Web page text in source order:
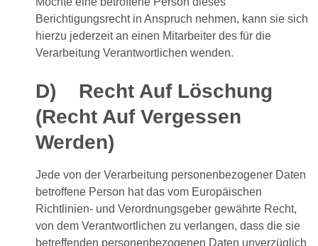
Berichtigungsrecht in Anspruch nehmen, kann sie sich
hierzu jederzeit an einen Mitarbeiter des für die
Verarbeitung Verantwortlichen wenden.
D) Recht Auf Löschung
(Recht Auf Vergessen
Werden)
Jede von der Verarbeitung personenbezogener Daten
betroffene Person hat das vom Europäischen
Richtlinien- und Verordnungsgeber gewährte Recht,
von dem Verantwortlichen zu verlangen, dass die sie
betreffenden personenbezogenen Daten unverzüglich